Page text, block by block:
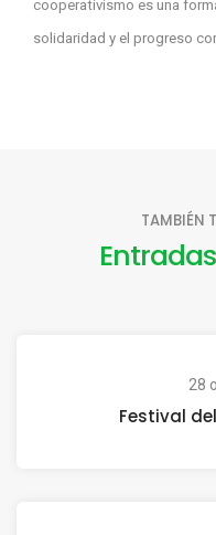
cooperativismo es una
solidaridad y el progreso
TAMBIÉN
28
Festival